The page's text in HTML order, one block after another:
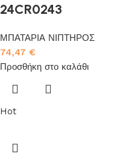
24CR0243
ΜΠΑΤΑΡΙΑ ΝΙΠΤΗΡΟΣ
74,47 €
Προσθήκη στο καλάθι
Hot